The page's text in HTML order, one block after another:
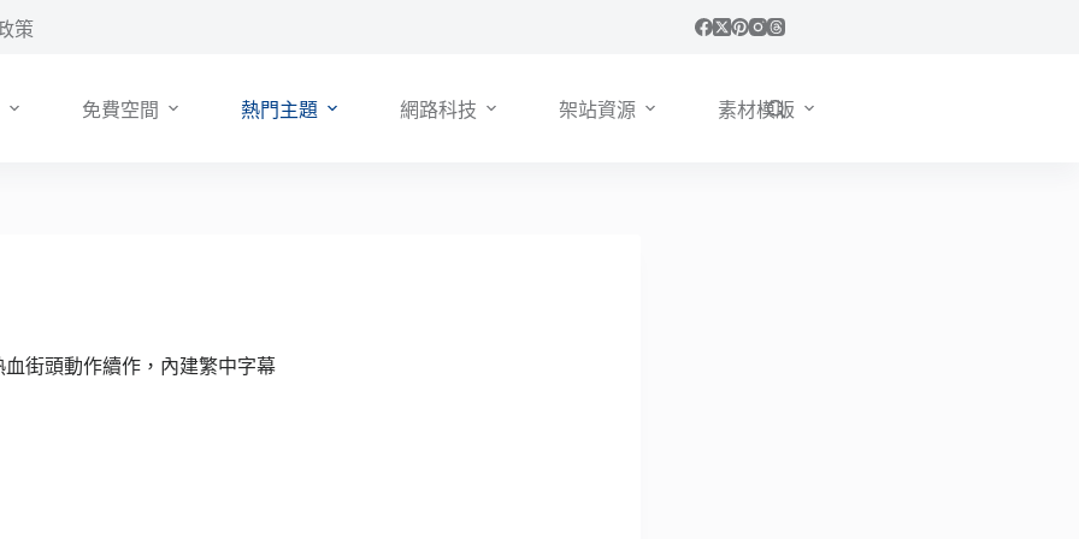
策
免費空間 熱門主題 網路科技 架站資源 素材模版
血街頭動作續作，內建繁中字幕